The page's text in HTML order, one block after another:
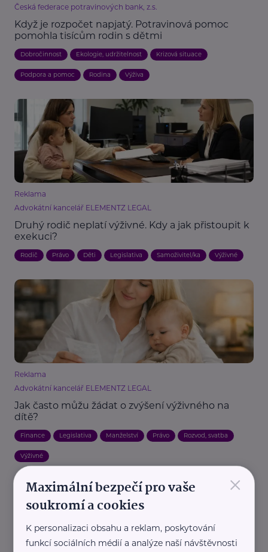
Česká federace potravinových bank, z.s.
Když je rozpočet napjatý. Potravinová pomoc
pomohla tisícům rodin s dětmi
Dobročinnost Ekologie, udržitelnost Krizová situace
Podpora a pomoc Rodina Výživa
Reklama
Advokátní kancelář ELEMENTZ LEGAL
Druhý rodič neplatí výživné. Kdy a jak přistoupit k
exekuci?
Rodič Právo Děti Legislativa Samoživitel/ka Výživné
Reklama
Advokátní kancelář ELEMENTZ LEGAL
Jak často můžu žádat o zvýšení výživného na
dítě?
Finance Legislativa Manželství Právo Rozvod, svatba
Výživné
×
Maximální bezpečí pro vaše
soukromí a cookies
K personalizaci obsahu a reklam, poskytování
funkcí sociálních médií a analýze naší návštěvnosti